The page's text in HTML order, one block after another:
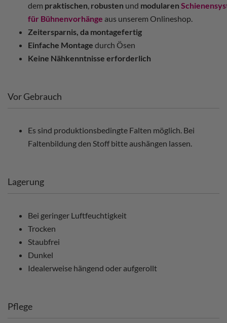
dem praktischen, robusten und modularen
für Bühnenvorhänge aus unserem Onlineshop.
Zeitersparnis, da montagefertig
Einfache Montage durch Ösen
Keine Nähkenntnisse erforderlich
Vor Gebrauch
Es sind produktionsbedingte Falten möglich. Bei
Faltenbildung den Stoff bitte aushängen lassen.
Lagerung
Bei geringer Luftfeuchtigkeit
Trocken
Staubfrei
Dunkel
Idealerweise hängend oder aufgerollt
Pflege